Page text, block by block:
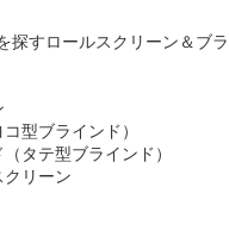
ロールスクリーン＆ブラ
型ブラインド）
タテ型ブラインド）
リーン